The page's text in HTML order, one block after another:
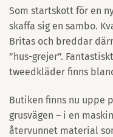
Som startskott för en
skaffa sig en sambo.
Britas och breddar
”hus-grejer”.
tweedkläder finns
Butiken finns nu uppe
grusvägen – i en
återvunnet material